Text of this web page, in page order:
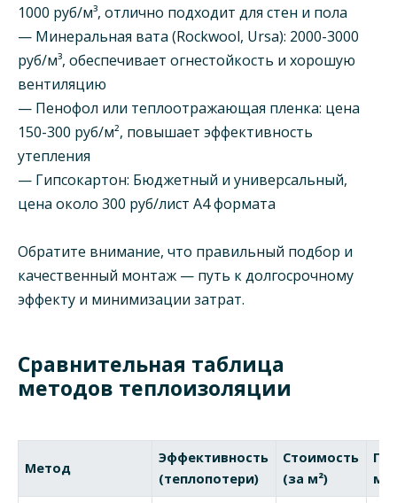
1000 руб/м³, отлично подходит для стен и пола
— Минеральная вата (Rockwool, Ursa): 2000-3000
руб/м³, обеспечивает огнестойкость и хорошую
вентиляцию
— Пенофол или теплоотражающая пленка: цена
150-300 руб/м², повышает эффективность
утепления
— Гипсокартон: Бюджетный и универсальный,
цена около 300 руб/лист A4 формата
Обратите внимание, что правильный подбор и
качественный монтаж — путь к долгосрочному
эффекту и минимизации затрат.
Сравнительная таблица
методов теплоизоляции
Метод
Эффективность
(теплопотери)
Стоимость
(за м²)